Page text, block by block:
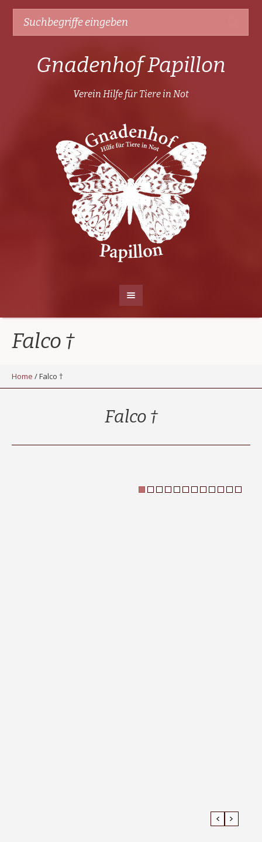
Gnadenhof Papillon
Verein Hilfe für Tiere in Not
Falco †
Home /Falco †
Falco †